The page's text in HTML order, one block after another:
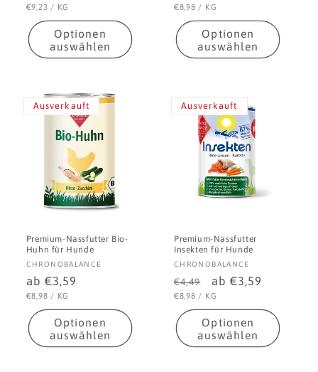
Preis
STÜCKPREIS
€9,23 / PRO
KG
Optionen
auswählen
Preis
STÜCKPREIS
€8,98 / PRO
KG
Optionen
auswählen
Ausverkauft
Premium-Nassfutter Bio-
Huhn für Hunde
Anbieter:
CHRONOBALANCE
Normaler
Preis
ab €3,59
STÜCKPREIS
€8,98 / PRO
KG
Optionen
auswählen
Ausverkauft
Premium-Nassfutter
Insekten für Hunde
Anbieter:
CHRONOBALANCE
Normaler
Preis
€4,49 Verkaufspreis
ab €3,59
STÜCKPREIS
€8,98 / PRO
KG
Optionen
auswählen